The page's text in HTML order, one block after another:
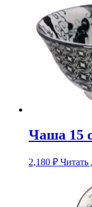
Чаша 15
2,180 ₽ Читать